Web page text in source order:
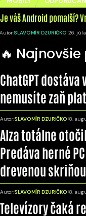
Je váš Android pomalší?
Autor:SLAVOMÍR DZURIČKO 26.
🔥
ChatGPT
nemusíte zaň
Autor:SLAVOMÍR DZURIČKO 8.
Alza totálne
Predáva herné
drevenou skriňou
Autor:SLAVOMÍR DZURIČKO 8.
Televízory čaká